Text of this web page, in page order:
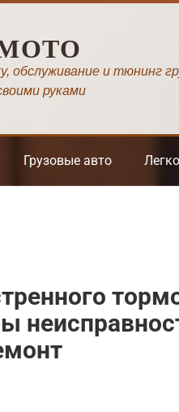
обслуживание и тюнинг
руками
Грузовые авто